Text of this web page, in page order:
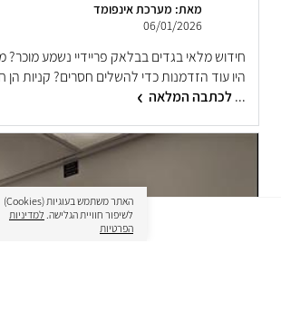
מאת: מערכת אינפומד
06/01/2026
חידוש מלאי בגדים בבלאק פריידיי נשמע
היו עוד הזדמנות כדי להשלים חסרים? קניות
...לכתבה המלאה
האתר משתמש בעוגיות (Cookies)
לשיפור חוויית הגלישה. למדיניות
הפרטיות